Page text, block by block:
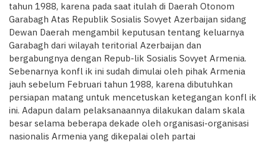
tahun 1988, karena pada saat itulah di Daerah Otonom
Garabagh Atas Republik Sosialis Sovyet Azerbaijan sidang
Dewan Daerah mengambil keputusan tentang keluarnya
Garabagh dari wilayah teritorial Azerbaijan dan
bergabungnya dengan Repub-lik Sosialis Sovyet Armenia.
Sebenarnya konfl ik ini sudah dimulai oleh pihak Armenia
jauh sebelum Februari tahun 1988, karena dibutuhkan
persiapan matang untuk mencetuskan ketegangan konfl ik
ini. Adapun dalam pelaksanaannya dilakukan dalam skala
besar selama beberapa dekade oleh organisasi-organisasi
nasionalis Armenia yang dikepalai oleh partai